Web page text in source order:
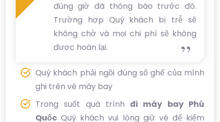
đúng giờ đã thông báo trước đó.
Trường hợp Quý khách bị trễ sẽ
không chờ và mọi chi phí sẽ không
được hoàn lại.
Quý khách phải ngồi đúng số ghế của mình
ghi trên vé máy bay
Trong suốt quá trìnhđi máy bay Phú
Quốc Quý khách vui lòng giữ vé để kiểm